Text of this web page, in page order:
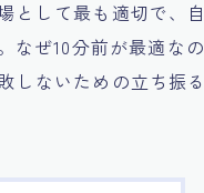
として最も適切で、自
なぜ10分前が最適なの
しないための立ち振る